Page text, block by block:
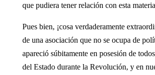
que pudiera tener relación con esta
Pues bien, ¡cosa verdaderamente
de una asociación que no se ocupa de
apareció súbitamente en posesión de
del Estado durante la Revolución, y en